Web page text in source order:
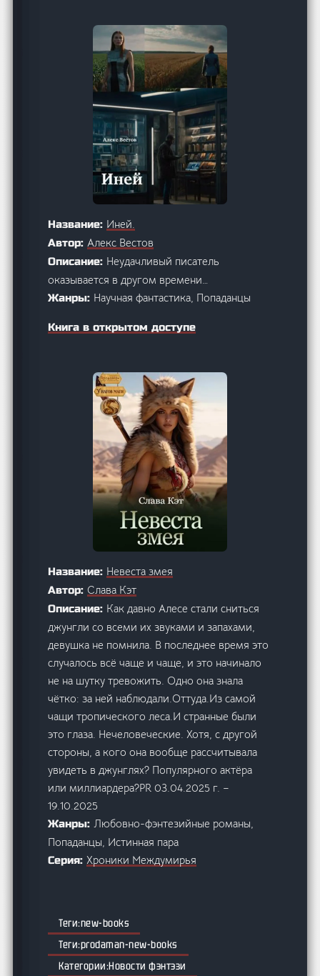
Название: Иней.
Автор:Алекс Вестов
Описание: Неудачливый писатель
оказывается в другом времени…
Жанры: Научная фантастика, Попаданцы
Книга в открытом доступе
Название: Невеста змея
Автор:Слава Кэт
Описание: Как давно Алесе стали сниться
джунгли со всеми их звуками и запахами,
девушка не помнила. В последнее время это
случалось всё чаще и чаще, и это начинало
не на шутку тревожить. Одно она знала
чётко: за ней наблюдали.Оттуда.Из самой
чащи тропического леса.И странные были
это глаза. Нечеловеческие. Хотя, с другой
стороны, а кого она вообще рассчитывала
увидеть в джунглях? Популярного актёра
или миллиардера?PR 03.04.2025 г. –
19.10.2025
Жанры: Любовно-фэнтезийные романы,
Попаданцы, Истинная пара
Серия:Хроники Междумирья
new-books
prodaman-new-books
Новости фэнтэзи